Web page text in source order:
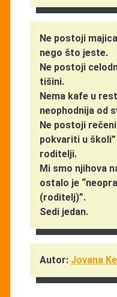
Ne postoji
nego što jeste.
Ne postoji
tišini.
Nema kafe u
neophodnija od
Ne postoji
pokvariti u
roditelji.
Mi smo njihova
ostalo je
(roditelj)”.
Sedi jedan.
Autor: Jovana